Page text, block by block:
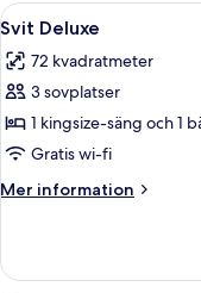
2
sängar
Öppna
alla
foton
för
Svit
Deluxe
9
Svit Deluxe
72 kvadratmeter
3 sovplatser
1 kingsize-säng och 1
Gratis wi-fi
Mer information
Mer
Deluxe